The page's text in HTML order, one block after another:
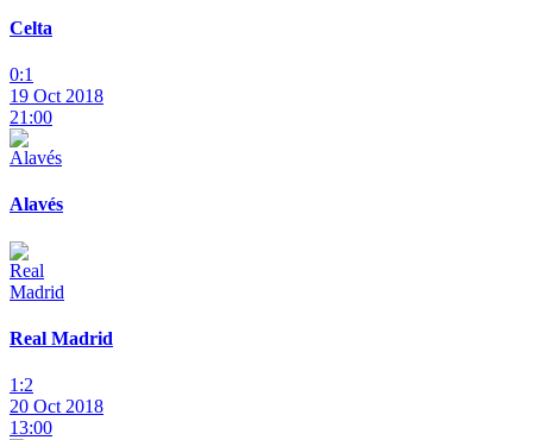
Celta
0:1
19 Oct 2018
21:00
Alavés
Real Madrid
1:2
20 Oct 2018
13:00